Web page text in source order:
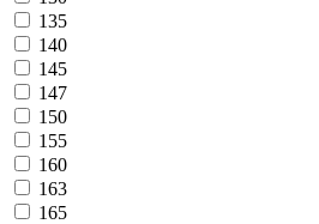
135
140
145
147
150
155
160
163
165